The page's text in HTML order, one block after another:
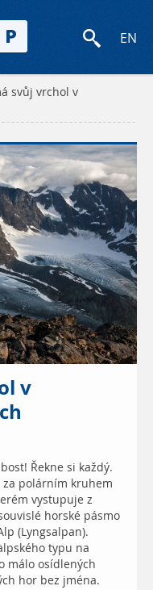
EN
svůj vrchol v
v
Řekne si každý.
za polárním kruhem
vystupuje z
horské pásmo
(Lyngsalpan).
typu na
málo osídlených
hor bez jména.